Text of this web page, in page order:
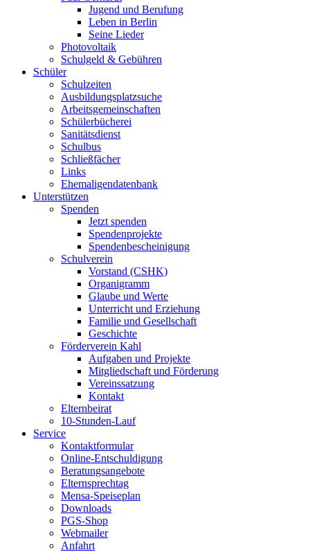
Jugend und Berufung
Leben in Berlin
Seine Lieder
Photovoltaik
Schulgeld & Gebühren
Schüler
Schulzeiten
Ausbildungsplatzsuche
Arbeitsgemeinschaften
Schülerbücherei
Sanitätsdienst
Schulbus
Schließfächer
Links
Ehemaligendatenbank
Unterstützen
Spenden
Jetzt spenden
Spendenprojekte
Spendenbescheinigung
Schulverein
Vorstand (CSHK)
Organigramm
Glaube und Werte
Unterricht und Erziehung
Familie und Gesellschaft
Geschichte
Förderverein Kahl
Aufgaben und Projekte
Mitgliedschaft und Förderung
Vereinssatzung
Kontakt
Elternbeirat
10-Stunden-Lauf
Service
Kontaktformular
Online-Entschuldigung
Beratungsangebote
Elternsprechtag
Mensa-Speiseplan
Downloads
PGS-Shop
Webmailer
Anfahrt